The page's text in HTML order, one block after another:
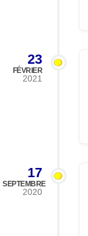
23
FÉVRIER
2021
17
SEPTEMBRE
2020